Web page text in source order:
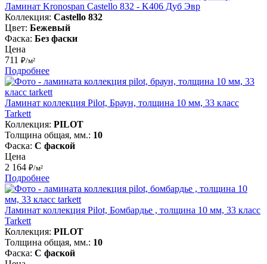
Ламинат Kronospan Castello 832 - K406 Дуб Эвр
Коллекция: Castello 832
Цвет: Бежевый
Фаска: Без фаски
Цена
711 ₽/м²
Подробнее
Ламинат коллекция Pilot, Браун, толщина 10 мм, 33 класс
Tarkett
Коллекция: PILOT
Толщина общая, мм.: 10
Фаска: С фаской
Цена
2 164 ₽/м²
Подробнее
Ламинат коллекция Pilot, Бомбардье , толщина 10 мм, 33 класс
Tarkett
Коллекция: PILOT
Толщина общая, мм.: 10
Фаска: С фаской